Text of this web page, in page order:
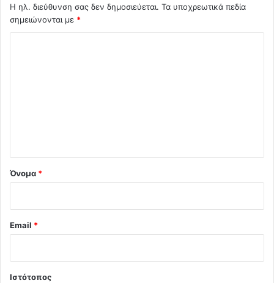
Η ηλ. διεύθυνση σας δεν δημοσιεύεται. Τα υποχρεωτικά πεδία
σημειώνονται με *
Όνομα *
Email *
Ιστότοπος